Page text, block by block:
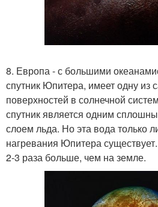
8. Европа - с большими
спутник Юпитера, имеет одну из
поверхностей в солнечной
спутник является одним
слоем льда. Но эта вода только
нагревания Юпитера
2-3 раза больше, чем на земле.